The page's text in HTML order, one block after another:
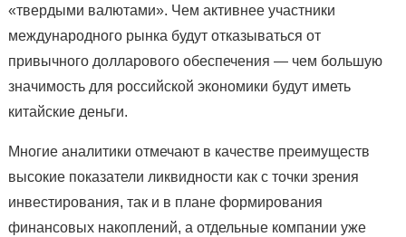
«твердыми валютами». Чем активнее участники
международного рынка будут отказываться от
привычного долларового обеспечения — чем большую
значимость для российской экономики будут иметь
китайские деньги.
Многие аналитики отмечают в качестве преимуществ
высокие показатели ликвидности как с точки зрения
инвестирования, так и в плане формирования
финансовых накоплений, а отдельные компании уже